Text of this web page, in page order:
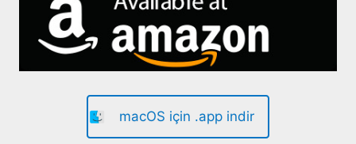
macOS için .app indir